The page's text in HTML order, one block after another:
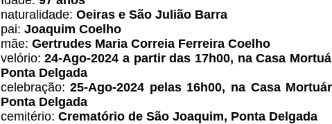
naturalidade: Oeiras e São Julião Barra
pai: Joaquim Coelho
mãe: Gertrudes Maria Correia Ferreira Coelho
velório:24-Ago-2024 a partir das 17h00, na Casa
Ponta Delgada
celebração: 25-Ago-2024 pelas 16h00, na Casa
Ponta Delgada
cemitério: Crematório de São Joaquim, Ponta Delgada